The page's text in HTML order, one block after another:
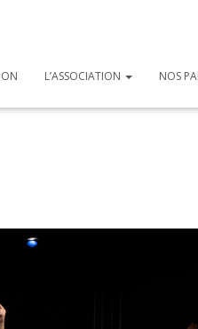
L’ASSOCIATION NOS